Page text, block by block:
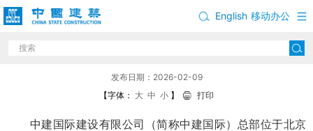
移动办公
English
发布日期：2026-02-09
【字体： 大 中 小 】 打印
中建国际建设有限公司（简称中建国际）总部位于北京